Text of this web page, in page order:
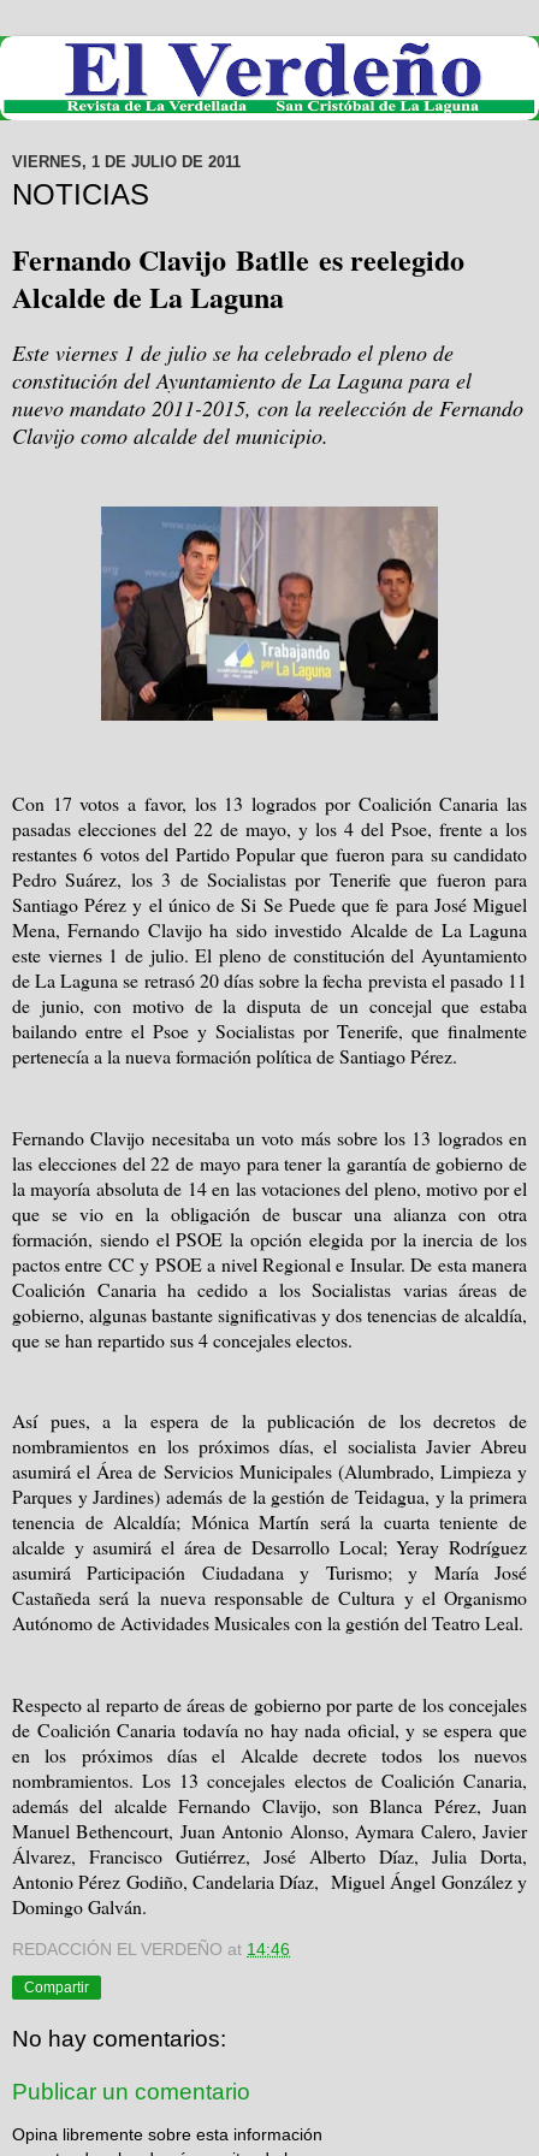
VIERNES, 1 DE JULIO DE 2011
NOTICIAS
Fernando Clavijo Batlle es reelegido
Alcalde de La Laguna
Este viernes 1 de julio se ha celebrado el pleno de
constitución del Ayuntamiento de La Laguna para el
nuevo mandato 2011-2015, con la reelección de Fernando
Clavijo como alcalde del municipio.
Con 17 votos a favor, los 13 logrados por Coalición Canaria las
pasadas elecciones del 22 de mayo, y los 4 del Psoe, frente a los
restantes 6 votos del Partido Popular que fueron para su candidato
Pedro Suárez, los 3 de Socialistas por Tenerife que fueron para
Santiago Pérez y el único de Si Se Puede que fe para José Miguel
Mena, Fernando Clavijo ha sido investido Alcalde de La Laguna
este viernes 1 de julio. El pleno de constitución del Ayuntamiento
de La Laguna se retrasó 20 días sobre la fecha prevista el pasado 11
de junio, con motivo de la disputa de un concejal que estaba
bailando entre el Psoe y Socialistas por Tenerife, que finalmente
pertenecía a la nueva formación política de Santiago Pérez.
Fernando Clavijo necesitaba un voto más sobre los 13 logrados en
las elecciones del 22 de mayo para tener la garantía de gobierno de
la mayoría absoluta de 14 en las votaciones del pleno, motivo por el
que se vio en la obligación de buscar una alianza con otra
formación, siendo el PSOE la opción elegida por la inercia de los
pactos entre CC y PSOE a nivel Regional e Insular. De esta manera
Coalición Canaria ha cedido a los Socialistas varias áreas de
gobierno, algunas bastante significativas y dos tenencias de alcaldía,
que se han repartido sus 4 concejales electos.
Así pues, a la espera de la publicación de los decretos de
nombramientos en los próximos días, el socialista Javier Abreu
asumirá el Área de Servicios Municipales (Alumbrado, Limpieza y
Parques y Jardines) además de la gestión de Teidagua, y la primera
tenencia de Alcaldía; Mónica Martín será la cuarta teniente de
alcalde y asumirá el área de Desarrollo Local; Yeray Rodríguez
asumirá Participación Ciudadana y Turismo; y María José
Castañeda será la nueva responsable de Cultura y el Organismo
Autónomo de Actividades Musicales con la gestión del Teatro Leal.
Respecto al reparto de áreas de gobierno por parte de los concejales
de Coalición Canaria todavía no hay nada oficial, y se espera que
en los próximos días el Alcalde decrete todos los nuevos
nombramientos. Los 13 concejales electos de Coalición Canaria,
además del alcalde Fernando Clavijo, son Blanca Pérez, Juan
Manuel Bethencourt, Juan Antonio Alonso, Aymara Calero, Javier
Álvarez, Francisco Gutiérrez, José Alberto Díaz, Julia Dorta,
Antonio Pérez Godiño, Candelaria Díaz, Miguel Ángel González y
Domingo Galván.
REDACCIÓN EL VERDEÑO at 14:46
Compartir
No hay comentarios:
Publicar un comentario
Opina libremente sobre esta información